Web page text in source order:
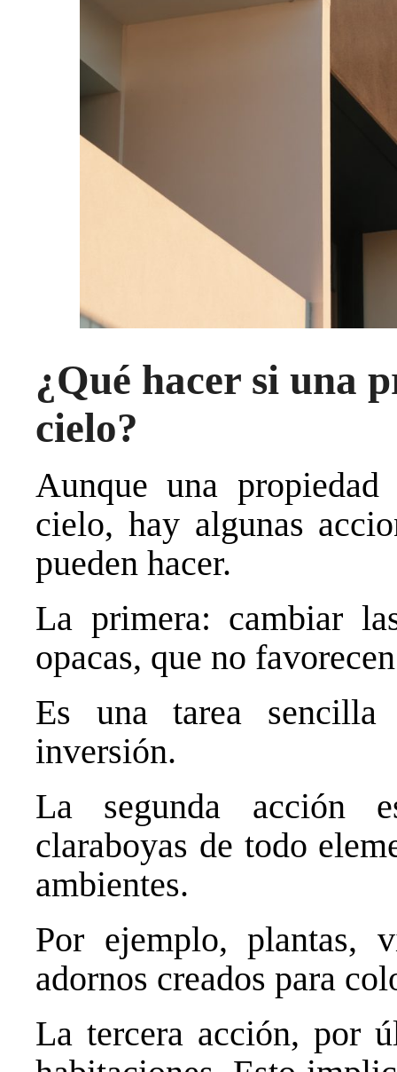
¿Qué hacer si una
cielo?
Aunque una
cielo, hay algunas
pueden hacer.
La primera: cambiar
opacas, que no
Es una tarea
inversión.
La segunda acción
claraboyas de todo
ambientes.
Por ejemplo, plantas,
adornos creados para
La tercera acción, por